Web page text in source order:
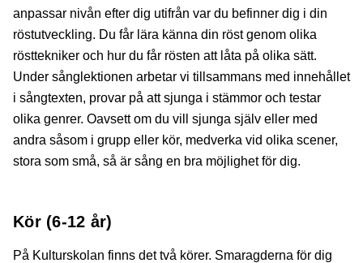
anpassar nivån efter dig utifrån var du befinner dig i din
röstutveckling. Du får lära känna din röst genom olika
rösttekniker och hur du får rösten att låta på olika sätt.
Under sånglektionen arbetar vi tillsammans med innehållet
i sångtexten, provar på att sjunga i stämmor och testar
olika genrer. Oavsett om du vill sjunga själv eller med
andra såsom i grupp eller kör, medverka vid olika scener,
stora som små, så är sång en bra möjlighet för dig.
Kör (6-12 år)
På Kulturskolan finns det två körer. Smaragderna för dig